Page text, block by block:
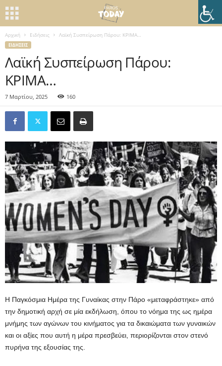
Αρχική Ειδήσεις Λαϊκή Συσπείρωση Πάρου: ΚΡΙΜΑ…
ΕΙΔΉΣΕΙΣ
Λαϊκή Συσπείρωση Πάρου:
ΚΡΙΜΑ…
7 Μαρτίου, 2025 160
Η Παγκόσμια Ημέρα της Γυναίκας στην Πάρο «μεταφράστηκε» από
την δημοτική αρχή σε μία εκδήλωση, όπου το νόημα της ως ημέρα
μνήμης των αγώνων του κινήματος για τα δικαιώματα των γυναικών
και οι αξίες που αυτή η μέρα πρεσβεύει, περιορίζονται στον στενό
πυρήνα της εξουσίας της.